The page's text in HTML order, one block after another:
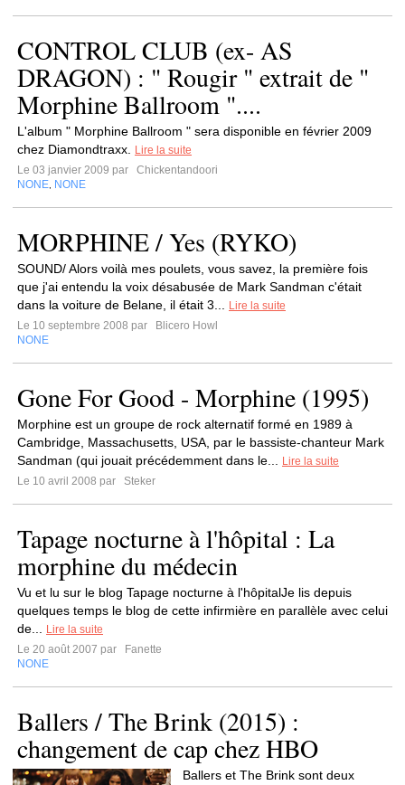
CONTROL CLUB (ex- AS
DRAGON) : " Rougir " extrait de "
Morphine Ballroom "....
L'album " Morphine Ballroom " sera disponible en février 2009
chez Diamondtraxx.
Lire la suite
Le 03 janvier 2009 par
Chickentandoori
NONE NONE
MORPHINE / Yes (RYKO)
SOUND/ Alors voilà mes poulets, vous savez, la première fois
que j'ai entendu la voix désabusée de Mark Sandman c'était
dans la voiture de Belane, il était 3...
Lire la suite
Le 10 septembre 2008 par
Blicero Howl
NONE
Gone For Good - Morphine (1995)
Morphine est un groupe de rock alternatif formé en 1989 à
Cambridge, Massachusetts, USA, par le bassiste-chanteur Mark
Sandman (qui jouait précédemment dans le...
Lire la suite
Le 10 avril 2008 par
Steker
Tapage nocturne à l'hôpital : La
morphine du médecin
Vu et lu sur le blog Tapage nocturne à l'hôpitalJe lis depuis
quelques temps le blog de cette infirmière en parallèle avec celui
de...
Lire la suite
Le 20 août 2007 par
Fanette
NONE
Ballers / The Brink (2015) :
changement de cap chez HBO
Ballers et The Brink sont deux